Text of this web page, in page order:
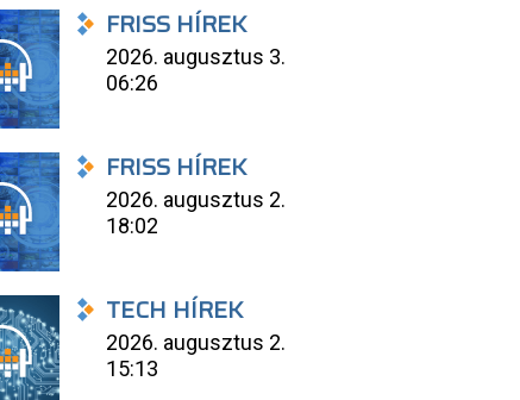
FRISS HÍREK
2026. augusztus 3.
06:26
FRISS HÍREK
2026. augusztus 2.
18:02
TECH HÍREK
2026. augusztus 2.
15:13